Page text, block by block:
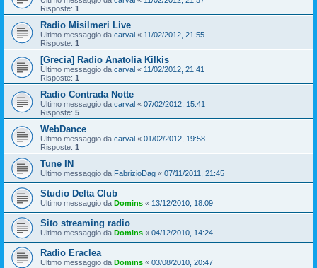
Risposte: 1
Radio Misilmeri Live
Ultimo messaggio da carval « 11/02/2012, 21:55
Risposte: 1
[Grecia] Radio Anatolia Kilkis
Ultimo messaggio da carval « 11/02/2012, 21:41
Risposte: 1
Radio Contrada Notte
Ultimo messaggio da carval « 07/02/2012, 15:41
Risposte: 5
WebDance
Ultimo messaggio da carval « 01/02/2012, 19:58
Risposte: 1
Tune IN
Ultimo messaggio da FabrizioDag « 07/11/2011, 21:45
Studio Delta Club
Ultimo messaggio da Domins « 13/12/2010, 18:09
Sito streaming radio
Ultimo messaggio da Domins « 04/12/2010, 14:24
Radio Eraclea
Ultimo messaggio da Domins « 03/08/2010, 20:47